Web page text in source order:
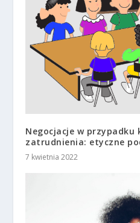
Negocjacje w przypadku
zatrudnienia: etyczne
7 kwietnia 2022